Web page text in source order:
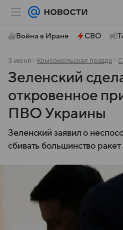
Война в Иране СВО
3 июня Комсомольская правда
Зеленский
откровенное
ПВО Украины
Зеленский заявил о
сбивать большинство